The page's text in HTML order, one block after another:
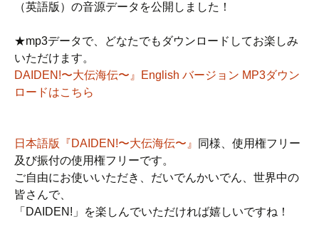
（英語版）の音源データを公開しました！
★mp3データで、どなたでもダウンロードしてお楽しみ
いただけます。
DAIDEN!〜大伝海伝〜』English バージョン MP3ダウン
ロードはこちら
日本語版『DAIDEN!〜大伝海伝〜』
同様、使用権フリー
及び振付の使用権フリーです。
ご自由にお使いいただき、だいでんかいでん、世界中の
皆さんで、
「DAIDEN!」を楽しんでいただければ嬉しいですね！